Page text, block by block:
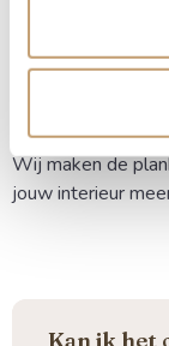
blind ophangen
juiste
Bestel je eiken
Wij maken de
jouw interieur
Kan ik het